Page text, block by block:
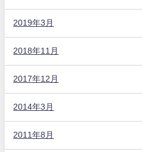
2019年3月
2018年11月
2017年12月
2014年3月
2011年8月